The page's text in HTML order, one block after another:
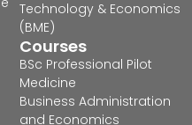
Technology & Economics
(BME)
Courses
BSc Professional Pilot
Medicine
Business Administration
and Economics